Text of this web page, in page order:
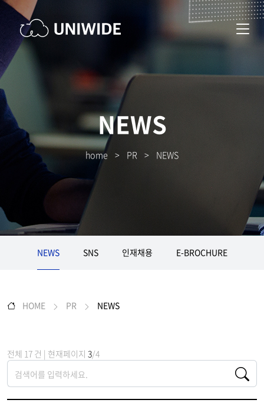
NEWS
home > PR > NEWS
NEWS SNS 인재채용 E-BROCHURE
HOME PR NEWS
전체 17 건 | 현재페이지 3/4